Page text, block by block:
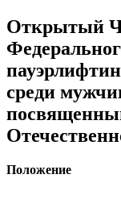
Открытый
среди
Положение